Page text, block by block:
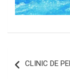
de
CLINIC DE